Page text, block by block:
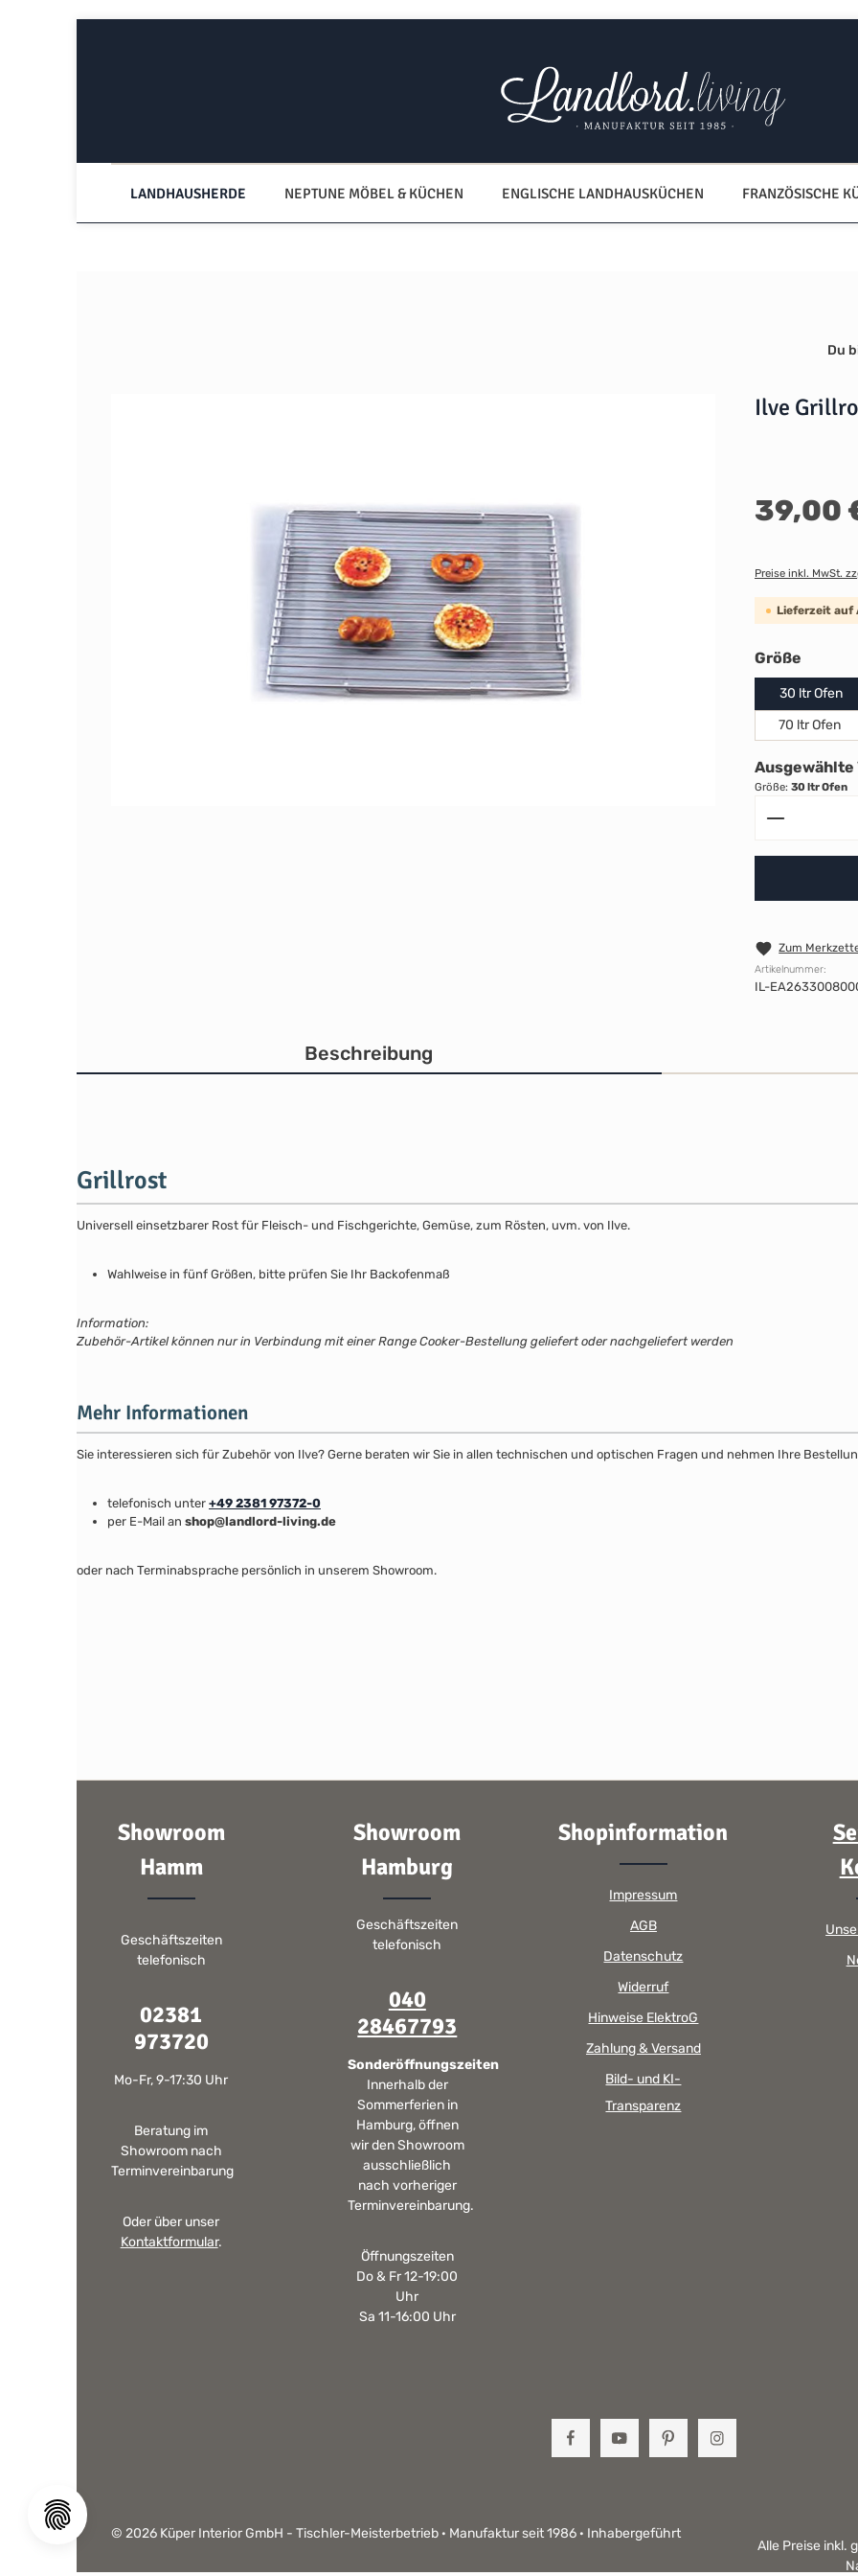
LANDHAUSHERDE NEPTUNE MÖBEL & KÜCHEN ENGLISCHE LANDHAUSKÜCHEN FRANZÖSISCHE
Du
Ilve
Regulärer Preis:
39,00
Preise inkl. MwSt.
Lieferzeit auf
Größe
30 ltr Ofen
70 ltr Ofen
Ausgewählte
Größe: 30 ltr Ofen
Produkt
Zum
Artikelnummer:
IL-
Beschreibung
Grillrost
Universell einsetzbarer Rost für Fleisch- und Fischgerichte, Gemüse, zum Rösten, uvm. von Ilve.
Wahlweise in fünf Größen, bitte prüfen Sie Ihr Backofenmaß
Information:
Zubehör-Artikel können nur in Verbindung mit einer Range Cooker-Bestellung geliefert oder nachgeliefert werden
Mehr Informationen
Sie interessieren sich für Zubehör von Ilve? Gerne beraten wir Sie in allen technischen und optischen Fragen und nehmen Ihre
telefonisch unter +49 2381 97372-0
per E-Mail an shop@landlord-living.de
oder nach Terminabsprache persönlich in unserem Showroom.
Showroom
Hamm
Geschäftszeiten
telefonisch
02381
973720
Mo-Fr, 9-17:30 Uhr
Beratung im
Showroom nach
Terminvereinbarung
Oder über unser
Kontaktformular.
Showroom
Hamburg
Geschäftszeiten
telefonisch
040
28467793
Sonderöffnungszeiten
Innerhalb der
Sommerferien in
Hamburg, öffnen
wir den Showroom
ausschließlich
nach vorheriger
Terminvereinbarung.
Öffnungszeiten
Do & Fr 12-19:00
Uhr
Sa 11-16:00 Uhr
Shopinformation
Impressum
AGB
Datenschutz
Widerruf
Hinweise ElektroG
Zahlung & Versand
Bild- und KI-
Transparenz
© 2026 Küper Interior GmbH - Tischler-Meisterbetrieb · Manufaktur seit 1986 · Inhabergeführt
Alle Preise inkl.